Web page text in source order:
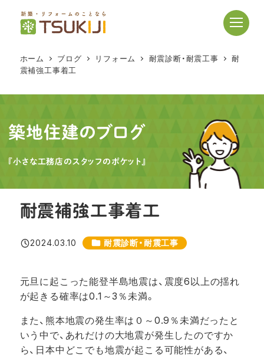
へ
動
ホーム ブログ リフォーム 耐震診断・耐震工事
耐
震補強工事着工
築地住建のブログ
『小さな工務店のスタッフのポケット』
耐震補強工事着工
投稿日
2024.03.10 カテゴリー
耐震診断・耐震工事
元旦に起こった能登半島地震は、震度6以上の揺れ
が起きる確率は0.1～3％未満。
また、熊本地震の発生率は０～0.9％未満だったと
いう中で、あれだけの大地震が発生したのですか
ら、日本中どこでも地震が起こる可能性がある、